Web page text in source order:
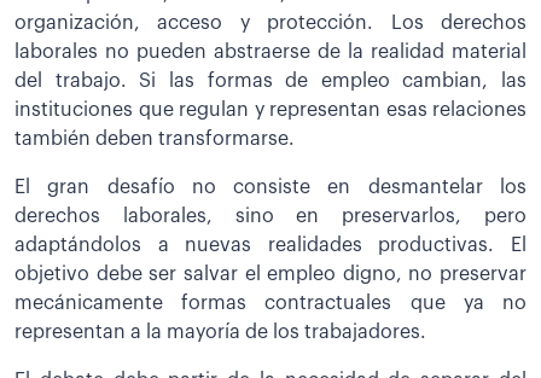
organización, acceso y protección. Los derechos
laborales no pueden abstraerse de la realidad material
del trabajo. Si las formas de empleo cambian, las
instituciones que regulan y representan esas relaciones
también deben transformarse.
El gran desafío no consiste en desmantelar los
derechos laborales, sino en preservarlos, pero
adaptándolos a nuevas realidades productivas. El
objetivo debe ser salvar el empleo digno, no preservar
mecánicamente formas contractuales que ya no
representan a la mayoría de los trabajadores.